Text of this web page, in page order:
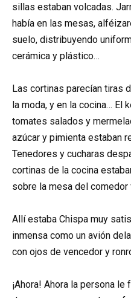
sillas estaban volcadas.
había en las mesas,
suelo, distribuyendo
cerámica y plástico…
Las cortinas parecían tiras
la moda, y en la cocina… El
tomates salados y
azúcar y pimienta estaban
Tenedores y cucharas
cortinas de la cocina
sobre la mesa del comedor
Allí estaba Chispa muy
inmensa como un avión
con ojos de vencedor y
¡Ahora! Ahora la persona